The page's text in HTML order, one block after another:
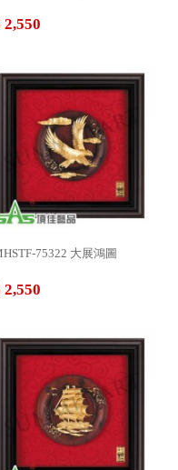
2,550
75322 大展鴻圖
2,550